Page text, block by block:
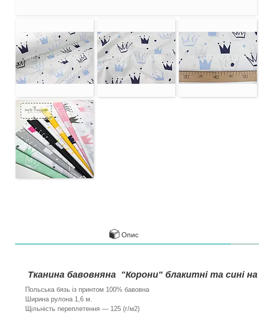
Опис
Тканина бавовняна "Корони" блакитні та сині
Польська бязь із принтом 100% бавовна
Ширина рулона 1,6 м.
Щільність переплетення — 125 (г/м2)